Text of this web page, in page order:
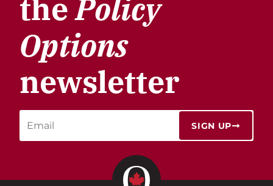
thePolicy
Options
newsletter
SIGN UP